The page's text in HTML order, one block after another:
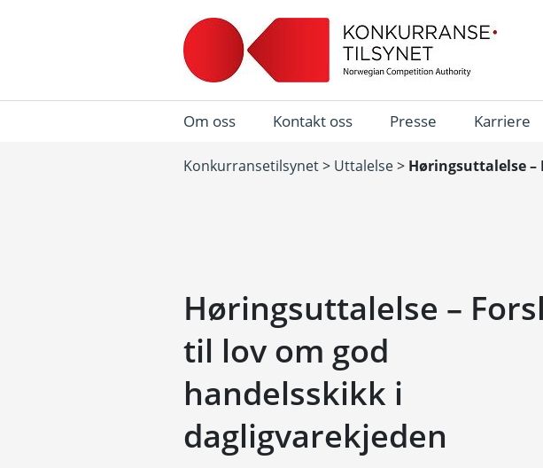
Om oss Kontakt oss Presse Karriere
Konkurransetilsynet> Uttalelse> Høringsuttalelse
Høringsuttalelse –
til lov om god
handelsskikk i
dagligvarekjeden